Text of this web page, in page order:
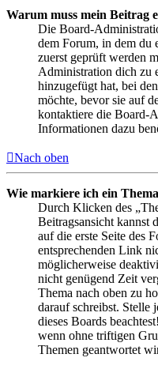
Warum muss mein Beitrag
Die Board-
dem Forum, in dem du
zuerst geprüft werden
Administration dich zu
hinzugefügt hat, bei
möchte, bevor sie auf
kontaktiere die Board-
Informationen dazu
Nach oben
Wie markiere ich ein
Durch Klicken des
Beitragsansicht kannst
auf die erste Seite des
entsprechenden Link
möglicherweise
nicht genügend Zeit
Thema nach oben zu
darauf schreibst. Stelle
dieses Boards
wenn ohne triftigen
Themen geantwortet